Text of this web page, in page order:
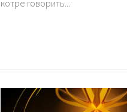
котре говорить...